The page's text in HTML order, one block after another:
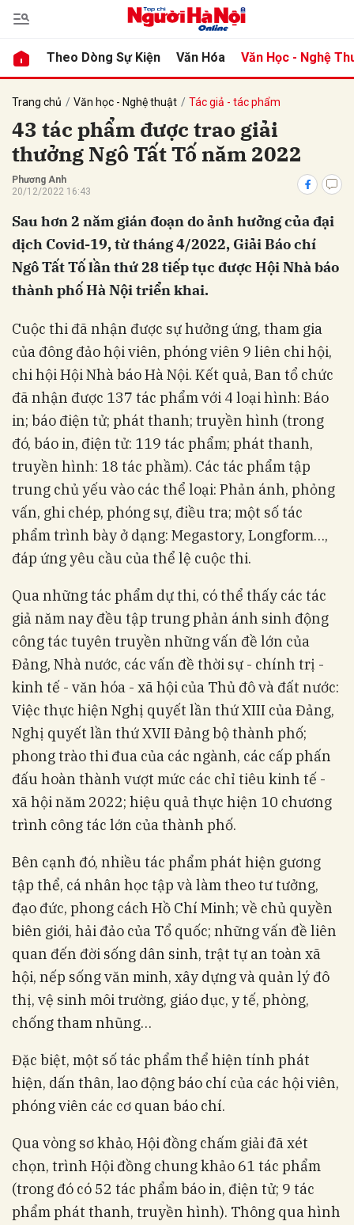
Theo Dòng Sự Kiện Văn Hóa Văn Học - Nghệ
Trang chủ Văn học - Nghệ thuật Tác giả - tác phẩm
43 tác phẩm được trao giải
thưởng Ngô Tất Tố năm 2022
Phương Anh
20/12/2022 16:43
Sau hơn 2 năm gián đoạn do ảnh hưởng của đại
dịch Covid-19, từ tháng 4/2022, Giải Báo chí
Ngô Tất Tố lần thứ 28 tiếp tục được Hội Nhà báo
thành phố Hà Nội triển khai.
Cuộc thi đã nhận được sự hưởng ứng, tham gia
của đông đảo hội viên, phóng viên 9 liên chi hội,
chi hội Hội Nhà báo Hà Nội. Kết quả, Ban tổ chức
đã nhận được 137 tác phẩm với 4 loại hình: Báo
in; báo điện tử; phát thanh; truyền hình (trong
đó, báo in, điện tử: 119 tác phẩm; phát thanh,
truyền hình: 18 tác phầm). Các tác phẩm tập
trung chủ yếu vào các thể loại: Phản ánh, phỏng
vấn, ghi chép, phóng sự, điều tra; một số tác
phẩm trình bày ở dạng: Megastory, Longform…,
đáp ứng yêu cầu của thể lệ cuộc thi.
Qua những tác phẩm dự thi, có thể thấy các tác
giả năm nay đều tập trung phản ánh sinh động
công tác tuyên truyền những vấn đề lớn của
Đảng, Nhà nước, các vấn đề thời sự - chính trị -
kinh tế - văn hóa - xã hội của Thủ đô và đất nước:
Việc thực hiện Nghị quyết lần thứ XIII của Đảng,
Nghị quyết lần thứ XVII Đảng bộ thành phố;
phong trào thi đua của các ngành, các cấp phấn
đấu hoàn thành vượt mức các chỉ tiêu kinh tế -
xã hội năm 2022; hiệu quả thực hiện 10 chương
trình công tác lớn của thành phố.
Bên cạnh đó, nhiều tác phẩm phát hiện gương
tập thể, cá nhân học tập và làm theo tư tưởng,
đạo đức, phong cách Hồ Chí Minh; về chủ quyền
biên giới, hải đảo của Tổ quốc; những vấn đề liên
quan đến đời sống dân sinh, trật tự an toàn xã
hội, nếp sống văn minh, xây dựng và quản lý đô
thị, vệ sinh môi trường, giáo dục, y tế, phòng,
chống tham nhũng…
Đặc biệt, một số tác phẩm thể hiện tính phát
hiện, dấn thân, lao động báo chí của các hội viên,
phóng viên các cơ quan báo chí.
Qua vòng sơ khảo, Hội đồng chấm giải đã xét
chọn, trình Hội đồng chung khảo 61 tác phẩm
(trong đó có 52 tác phẩm báo in, điện tử; 9 tác
phẩm phát thanh, truyền hình). Thông qua hình
luận
Hủy